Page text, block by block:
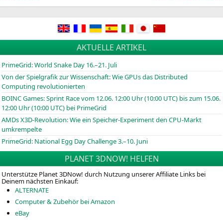
AKTUELLE ARTIKEL
PrimeGrid: World Snake Day 16.–21. Juli
Von der Spielgrafik zur Wissenschaft: Wie GPUs das Distributed
Computing revolutionierten
BOINCGames: Sprint Race vom 12.06. 12:00 Uhr (10:00 UTC) bis zum 15.06.
12:00 Uhr (10:00 UTC) bei PrimeGrid
AMDs X3D-Revolution: Wie ein Speicher-Experiment den CPU-Markt
umkrempelte
PrimeGrid: National Egg Day Challenge 3.–10. Juni
PLANET 3DNOW! HELFEN
Unterstütze Planet 3DNow! durch Nutzung unserer Affiliate Links bei
Deinem nächsten Einkauf:
ALTERNATE
Computer & Zubehör bei Amazon
eBay